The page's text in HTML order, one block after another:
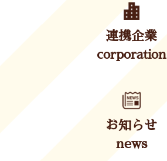
連携企業
corporation
お知らせ
news